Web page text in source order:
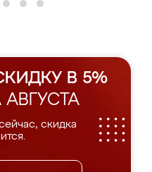
В 5%
скидка